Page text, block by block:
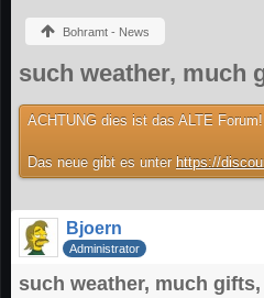
Bohramt - News
such weather, much
ACHTUNG dies ist das ALTE
Das neue gibt es unter https://
Bjoern
Administrator
such weather, much